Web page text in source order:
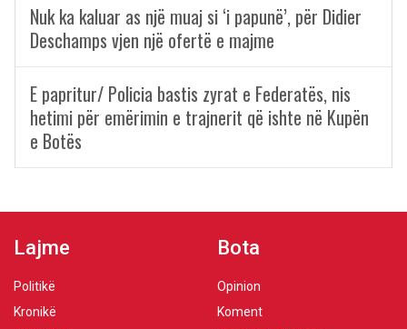
Nuk ka kaluar as një muaj si ‘i papunë’, për Didier
Deschamps vjen një ofertë e majme
E papritur/ Policia bastis zyrat e Federatës, nis
hetimi për emërimin e trajnerit që ishte në Kupën
e Botës
Lajme
Politikë
Kronikë
Bota
Opinion
Koment